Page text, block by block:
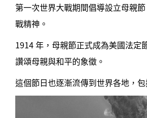
第一次世界大戰期間倡導設立母親
戰精神。
1914 年，母親節正式成為美國法定
讚頌母親與和平的象徵。
這個節日也逐漸流傳到世界各地，